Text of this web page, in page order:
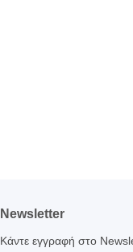
Newsletter
Κάντε εγγραφή στο